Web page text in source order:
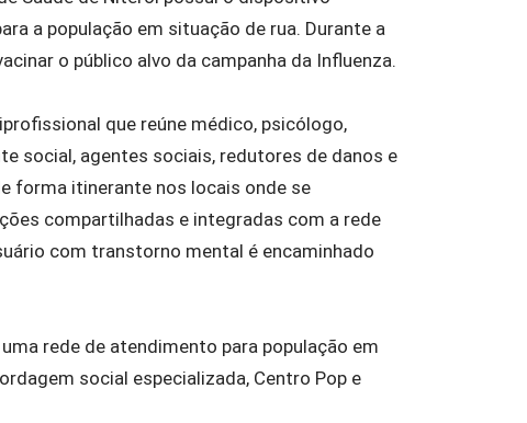
a população em situação de rua. Durante a
o público alvo da campanha da Influenza.
que reúne médico, psicólogo,
social, agentes sociais, redutores de danos e
forma itinerante nos locais onde se
compartilhadas e integradas com a rede
com transtorno mental é encaminhado
rede de atendimento para população em
social especializada, Centro Pop e